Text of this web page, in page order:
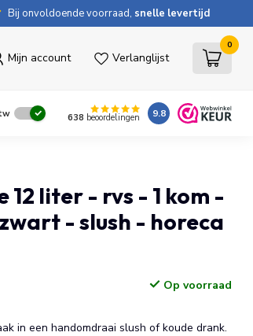
Bij onvoldoende voorraad, snelle levertijd
Mijn account Verlanglijst
0
638 beoordelingen 9.8
liter - rvs - 1 kom -
- slush - horeca
Op voorraad
in een handomdraai slush of koude drank.